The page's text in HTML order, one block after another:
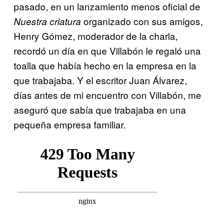
pasado, en un lanzamiento menos oficial de
Nuestra criatura organizado con sus amigos,
Henry Gómez, moderador de la charla,
recordó un día en que Villabón le regaló una
toalla que había hecho en la empresa en la
que trabajaba. Y el escritor Juan Álvarez,
días antes de mi encuentro con Villabón, me
aseguró que sabía que trabajaba en una
pequeña empresa familiar.